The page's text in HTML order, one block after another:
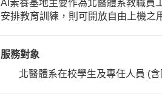
AI素養基地主要作為北醫體系教職員
安排教育訓練，則可開放自由上機之
服務對象
北醫體系在校學生及專任人員 (